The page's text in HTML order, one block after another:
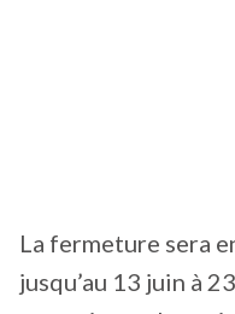
La fermeture sera
jusqu’au 13 juin à